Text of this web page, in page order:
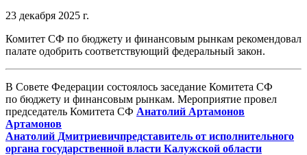
23 декабря 2025 г.
Комитет СФ по бюджету и финансовым рынкам рекомендовал
палате одобрить соответствующий федеральный закон.
В Совете Федерации состоялось заседание Комитета СФ
по бюджету и финансовым рынкам. Мероприятие провел
председатель Комитета СФ Анатолий Артамонов
Артамонов
Анатолий Дмитриевичпредставитель от исполнительного
органа государственной власти Калужской области